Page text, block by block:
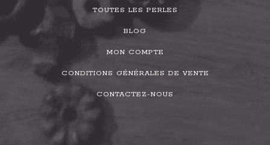
TOUTES LES PERLES
BLOG
MON COMPTE
CONDITIONS GÉNÉRALES DE VENTE
CONTACTEZ-NOUS